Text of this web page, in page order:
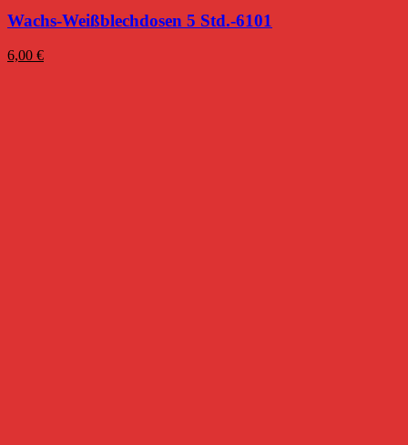
Wachs-Weißblechdosen 5 Std.-6101
6,00 €